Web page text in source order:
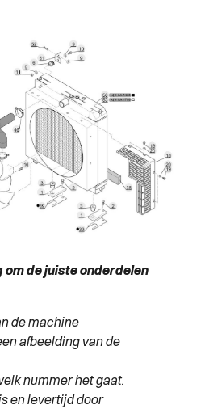
om de juiste onderdelen
de machine
afbeelding van de
nummer het gaat.
en levertijd door